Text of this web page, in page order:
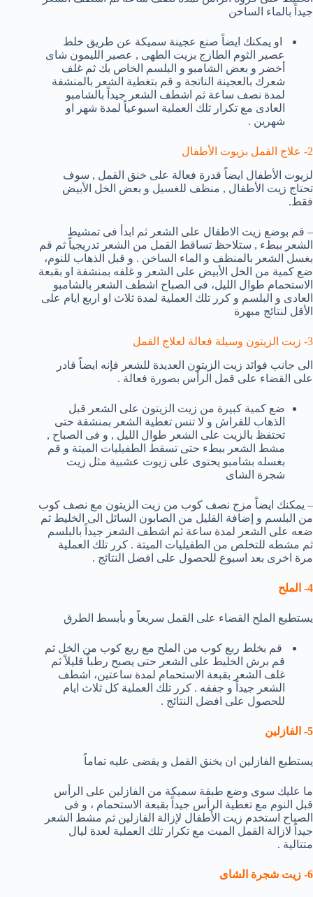
جيداً بالماء الساخن
او يمكنك ايضاً صنع عجينة سميكة عن طريق خلط
عصير الثوم الطازج بزيت الطهى , عصير الليمون شاى
أخضر و بعض الشامبو و البلسم الخاص بك ثم غلف
شعرك بالعجينة الناتجة و قم بتغطية الشعر بالمنشفة
لمدة نصف ساعة ثم اشطف الشعر جيداً بالشامبو
العادى مع تكرار تلك العملية اسبوعياً لمدة شهر او
شهرين .
2- علاج القمل بزيوت الأطفال
لزيوت الأطفال ايضاً قدرة فعالة على خنق القمل , سوف
تحتاج زيت الأطفال , منظف للغسيل و بعض الخل الأبيض
فقط.
– قم بوضع زيت الاطفال على الشعر ثم ابدأ فى تمشيط
الشعر ببطء , ستلاحظ تساقط القمل من الشعر تدريجياً ثم قم
بغسل الشعر بالمنظف و الماء الساخن . و قبل الذهاب للنوم،
ضع كمية من الخل الأبيض على الشعر و غلفه بمنشفة او بقبعة
الاستحمام طوال الليل، فى الصباح اشطف الشعر بالشامبو
العادى و البلسم و كرر تلك العملية لمدة ثلاث او اربع ايام على
الأقل لنتائج مبهرة
3- زيت الزيتون وسيلة فعالة لعلاج القمل
الى جانب فوائد زيت الزيتون العديدة للشعر فإنه ايضاً قادر
على القضاء على قمل الرأس بصورة فعالة .
ضع كمية كبيرة من زيت الزيتون على الشعر قبل
الذهاب للفراش و لا تنس تغطية الشعر بمنشفة حتى
تحتفظ بالزيت على الشعر طوال الليل , و فى الصباح ,
مشط الشعر ببطء حتى تسقط الطفيليات الميتة و قم
بغسله بشامبو يحتوى على زيوت عشبية مثل زيت
شجرة الشاى
– يمكنك ايضاً مزج نصف كوب من زيت الزيتون مع نصف كوب
من البلسم و إضافة القليل من الصابون السائل الى الخليط ثم
ضعه على الشعر لمدة ساعة ثم اشطف الشعر جيداً بالبلسم
ثم مشطه للتخلص من الطفيليات الميتة . كرر تلك العملية
مرة اخرى بعد اسبوع للحصول على افضل النتائج .
4- الملح
يستطيع الملح القضاء على القمل سريعاً و بأبسط الطرق
قم بخلط ربع كوب من الملح مع ربع كوب من الخل ثم
قم برش الخليط على الشعر حتى يصبح رطباً قليلاً ثم
غلف الشعر بقبعة الاستحمام لمدة ساعتين، اشطف
الشعر جيداً و جففه . كرر تلك العملية كل ثلاث ايام
للحصول على افضل النتائج .
5- الفازلين
يستطيع الفازلين ان يخنق القمل و يقضى عليه تماماً
ما عليك سوى وضع طبقة سميكة من الفازلين على الرأس
قبل النوم مع تغطية الرأس جيداً بقبعة الاستحمام ، و فى
الصباح استخدم زيت الأطفال لإزالة الفازلين ثم مشط الشعر
جيداً لازالة القمل الميت مع تكرار تلك العملية لعدة ليال
متتالية .
6- زيت شجرة الشاى